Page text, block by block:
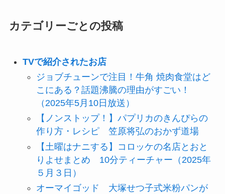
カテゴリーごとの投稿
TVで紹介されたお店
ジョブチューンで注目！牛角 焼肉食堂はど
こにある？話題沸騰の理由がすごい！
（2025年5月10日放送）
【ノンストップ！】パプリカのきんぴらの
作り方・レシピ 笠原将弘のおかず道場
【土曜はナニする】コロッケの名店とおと
りよせまとめ 10分ティーチャー（2025年
５月３日）
オーマイゴッド 大塚せつ子式米粉パンが